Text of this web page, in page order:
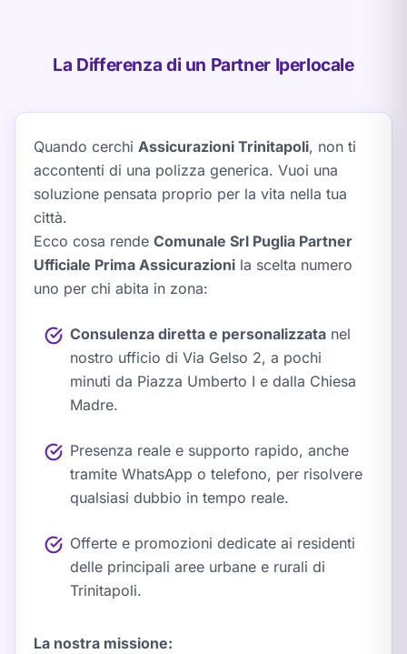
La Differenza di un Partner Iperlocale
Quando cerchi Assicurazioni Trinitapoli, non ti
accontenti di una polizza generica. Vuoi una
soluzione pensata proprio per la vita nella tua
città.
Ecco cosa rende Comunale Srl Puglia Partner
Ufficiale Prima Assicurazioni la scelta numero
uno per chi abita in zona:
Consulenza diretta e personalizzata nel
nostro ufficio di Via Gelso 2, a pochi
minuti da Piazza Umberto I e dalla Chiesa
Madre.
Presenza reale e supporto rapido, anche
tramite WhatsApp o telefono, per risolvere
qualsiasi dubbio in tempo reale.
Offerte e promozioni dedicate ai residenti
delle principali aree urbane e rurali di
Trinitapoli.
La nostra missione: